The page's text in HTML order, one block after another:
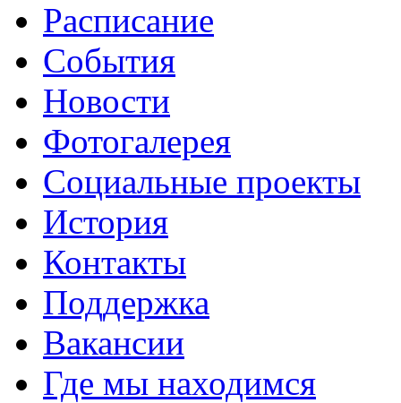
Расписание
События
Новости
Фотогалерея
Социальные проекты
История
Контакты
Поддержка
Вакансии
Где мы находимся